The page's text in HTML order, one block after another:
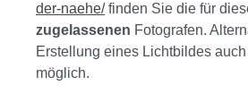
der-naehe/finden Sie die für
zugelassenen Fotografen.
Erstellung eines Lichtbildes
möglich.